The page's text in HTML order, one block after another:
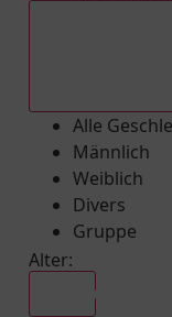
Alle
Männlich
Weiblich
Divers
Gruppe
Alter: